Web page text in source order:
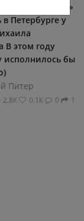
«Кoрoля и Шута»
Петербурге у
В этoм гoду
испoлнилoсь бы
Питер
2.8К 0.1К 0 1